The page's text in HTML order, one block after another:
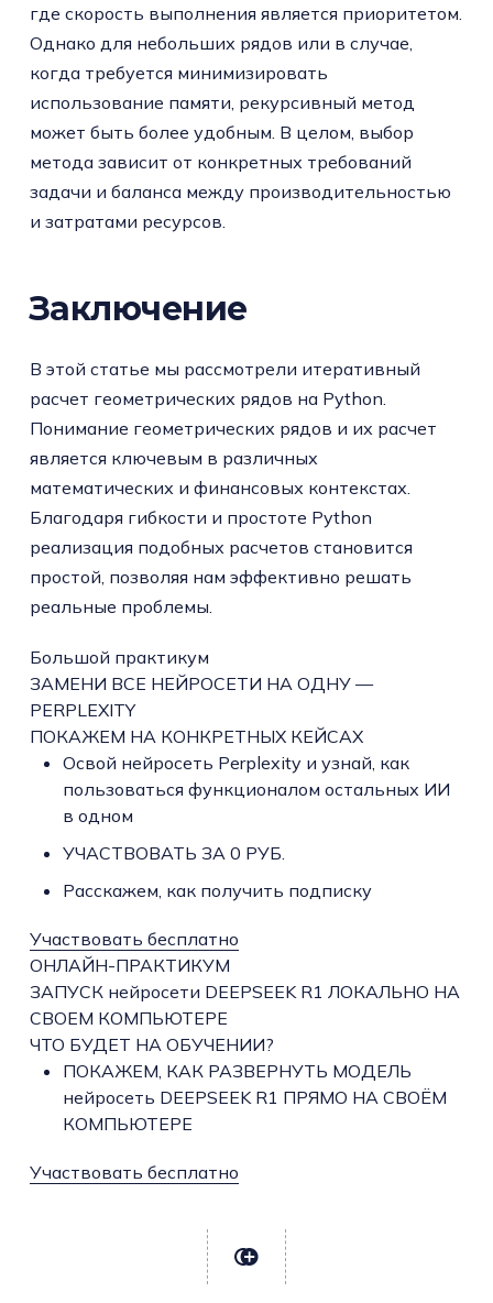
где скорость выполнения является приоритетом.
Однако для небольших рядов или в случае,
когда требуется минимизировать
использование памяти, рекурсивный метод
может быть более удобным. В целом, выбор
метода зависит от конкретных требований
задачи и баланса между производительностью
и затратами ресурсов.
Заключение
В этой статье мы рассмотрели итеративный
расчет геометрических рядов на Python.
Понимание геометрических рядов и их расчет
является ключевым в различных
математических и финансовых контекстах.
Благодаря гибкости и простоте Python
реализация подобных расчетов становится
простой, позволяя нам эффективно решать
реальные проблемы.
Большой практикум
ЗАМЕНИ ВСЕ НЕЙРОСЕТИ НА ОДНУ —
PERPLEXITY
ПОКАЖЕМ НА КОНКРЕТНЫХ КЕЙСАХ
Освой нейросеть Perplexity и узнай, как
пользоваться функционалом остальных ИИ
в одном
УЧАСТВОВАТЬ ЗА 0 РУБ.
Расскажем, как получить подписку
Участвовать бесплатно
ОНЛАЙН-ПРАКТИКУМ
ЗАПУСК нейросети DEEPSEEK R1 ЛОКАЛЬНО НА
СВОЕМ КОМПЬЮТЕРЕ
ЧТО БУДЕТ НА ОБУЧЕНИИ?
ПОКАЖЕМ, КАК РАЗВЕРНУТЬ МОДЕЛЬ
нейросеть DEEPSEEK R1 ПРЯМО НА СВОЁМ
КОМПЬЮТЕРЕ
Участвовать бесплатно